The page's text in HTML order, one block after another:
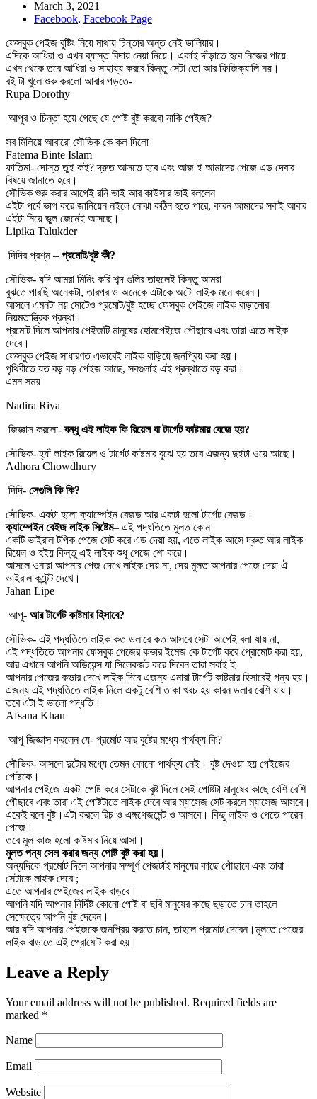
March 3, 2021
Facebook, Facebook Page
ফেসবুক পেইজ বুষ্টিং নিয়ে মাথায় চিন্তার অন্ত নেই ডালিয়ার।
এদিকে আধিরা ও এখন ব্যাস্ত বিদায় নেয়া নিয়ে। একাই দাঁড়াতে হবে নিজের পায়ে
এখন থেকে তবে আধিরা ও সাহায্য করবে কিন্তু সেটা তো আর ফিজিক্যালি নয়।
বই টা খুলে শুরু করলো আবার পড়তে-
Rupa Dorothy
আপুর ও চিন্তা হয়ে গেছে যে পোষ্ট বুষ্ট করবো নাকি পেইজ?
সব মিলিয়ে আবারো সৌভিক কে কল দিলো
Fatema Binte Islam
ফাতিমা- দোস্ত তুই কই? দ্রুত আসতে হবে এবং আজ ই আমাদের পেজে এড দেবার
বিষয়ে জানাতে হবে।
সৌভিক শুরু করার আগেই রনি ভাই আর কাউসার ভাই বললেন
এইটা পর্বে ভাগ করে জানিয়েন নইলে নোঝা কঠিন হতে পারে, কারন আমাদের সবাই আবার
এইটা নিয়ে ভুল জেনেই আসছে।
Lipika Talukder
দিদির প্রশ্ন – প্রমোট/বুষ্ট কী?
সৌভিক- যদি আমরা মিনিং করি শব্দ গুলির তাহলেই কিন্তু আমরা
বুঝতে পারছি অনেকটা, তারপর ও অনেকে এটাকে অটো লাইক মনে করেন।
আসলে এমনটা নয় মোটেও প্রমোট/বুষ্ট হচ্ছে ফেসবুক পেইজে লাইক বাড়ানোর
নিয়মতান্ত্রিক প্রন্থা।
প্রমোট দিলে আপনার পেইজটি মানুষের হোমপেইজে পৌছাবে এবং তারা এতে লাইক
দেবে।
ফেসবুক পেইজ সাধারণত এভাবেই লাইক বাড়িয়ে জনপ্রিয় করা হয়।
পৃথিবীতে যত বড় বড় পেইজ আছে, সবগুলাই এই প্রন্থাতে বড় করা।
এমন সময়
Nadira Riya
জিজ্ঞাস করলো- বন্ধু এই লাইক কি রিয়েল বা টার্গেট কাষ্টমার বেজে হয়?
সৌভিক- হ্যাঁ লাইক রিয়েল ও টার্গেট কাষ্টমার বুঝে হয় তবে এজন্য দুইটা ওয়ে আছে।
Adhora Chowdhury
দিদি- সেগুলি কি কি?
সৌভিক- একটা হলো ক্যাম্পেইন বেজড আর একটা হলো টার্গেট বেজড।
ক্যাম্পেইন বেইজ লাইক সিষ্টেম– এই পদ্ধতিতে মুলত কোন
একটি ভাইরাল টপিক পেজে সেট করে এড দেয়া হয়, এতে লাইক আসে দ্রুত আর লাইক
রিয়েল ও হইয় কিন্তু এই লাইক শুধু পেজে শো করে।
আসলে ওনারা আপনার পেজ দেখে লাইক দেয় না, দেয় মুলত আপনার পেজে দেয়া ঐ
ভাইরাল কন্টেন্ট দেখে।
Jahan Lipe
আপু- আর টার্গেট কাষ্টমার হিসাবে?
সৌভিক- এই পদ্ধতিতে লাইক কত ডলারে কত আসবে সেটা আগেই বলা যায় না,
এই পদ্ধতিতে আপনার ফেসবুক পেজের কভার ইমেজ কে টার্গেট করে প্রোমোট করা হয়,
আর এখানে আপনি অডিয়েন্স যা সিলেকজট করে দিবেন তারা সবাই ই
আপনার পেজের কভার দেখে লাইক দিবে এজন্য এনারা টার্গেট কাষ্টমার হিসাবেই গন্য হয়।
এজন্য এই পদ্ধতিতে লাইক নিলে একটু বেশি তাকা খরচ হয় কারন ডলার বেশি যায়।
তবে এটা ই ভালো পদ্ধতি।
Afsana Khan
আপু জিজ্ঞাস করলেন যে- প্রমোট আর বুষ্টের মধ্যে পার্থক্য কি?
সৌভিক- আসলে দুটোর মধ্যে তেমন কোনো পার্থক্য নেই। বুষ্ট দেওয়া হয় পেইজের
পোষ্টকে।
আপনার পেইজে একটা পোষ্ট করে সেটাকে বুষ্ট দিলে সেই পোষ্টটা মানুষের কাছে বেশি বেশি
পৌছাবে এবং তারা এই পোষ্টটাতে লাইক দেবে আর ম্যাসেজ সেট করলে ম্যাসেজ আসবে।
একেই বলে বুষ্ট।এটা করলে রিচ ও এঙ্গগেজমেন্ট ও আসবে। কিছু লাইক ও পেতে পারেন
পেজে।
তবে মুল কাজ হলো কাষ্টমার নিয়ে আসা।
মুলত পন্য সেল করার জন্য পোষ্ট বুষ্ট করা হয়।
অন্যদিকে প্রমোট দিলে আপনার সম্পূর্ণ পেজটাই মানুষের কাছে পৌছাবে এবং তারা
সেটাকে লাইক দেবে ;
এতে আপনার পেইজের লাইক বাড়বে।
আপনি যদি আপনার নির্দিষ্ট কোনো পোষ্ট বা ছবি মানুষের কাছে ছড়াতে চান তাহলে
সেক্ষেত্রে আপনি বুষ্ট দেবেন।
আর যদি আপনার পেইজকে জনপ্রিয় করতে চান, তাহলে প্রমোট দেবেন।মুলতে পেজের
লাইক বাড়াতে এই প্রোমোট করা হয়।
Leave a Reply
Your email address will not be published. Required fields are
marked *
Name
Email
Website